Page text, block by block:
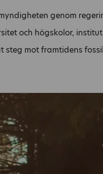
genom
och högskolor,
mot framtidens